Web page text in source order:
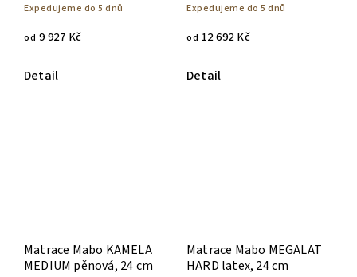
Expedujeme do 5 dnů
od 9 927 Kč
Detail
Expedujeme do 5 dnů
od 12 692 Kč
Detail
Matrace Mabo KAMELA
MEDIUM pěnová, 24 cm
Matrace Mabo MEGALAT
HARD latex, 24 cm